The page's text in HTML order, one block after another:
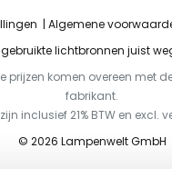
Algemene
gebruikte lichtbronnen juist
prijzen komen overeen met
fabrikant.
inclusief 21% BTW en excl.
© 2026 Lampenwelt GmbH